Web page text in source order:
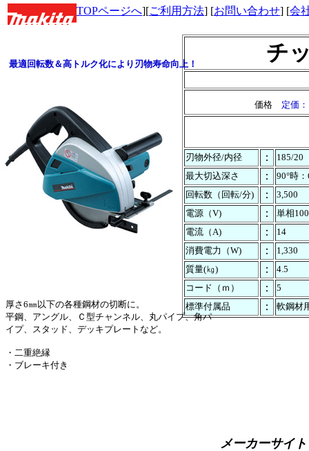
TOPページへ][ご利用方法] [お問い合わせ] [会
チ
価格 定価
刃物外径/内径 ：
185/20
最大切込深さ
：
90°時
回転数（回転/分)
：
3,500
電源（V)
：
単相100
電流（A)
：
14
消費電力（W)
：
1,330
質量(㎏)
：
4.5
コード（ｍ）
：
5
標準付属品
： 軟鋼材
メーカーサイト
最適回転数＆高トルク化により刃物寿命向上！
厚さ6㎜以下の各種鋼材の切断に。
平鋼、アングル、Ｃ型チャンネル、丸パイプ、角パ
イプ、スタッド、デッキプレートなど。
・二重絶縁
・ブレーキ付き